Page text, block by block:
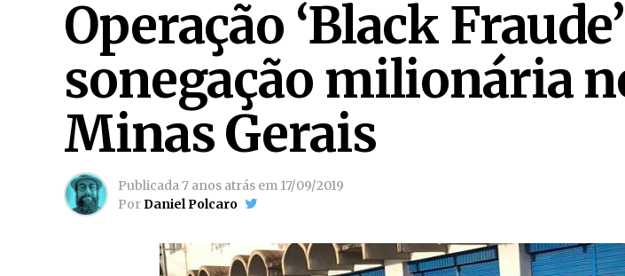
Operação ‘Black
sonegação milionária
Minas Gerais
Publicada7 anos atrás em 17/09/2019
PorDaniel Polcaro